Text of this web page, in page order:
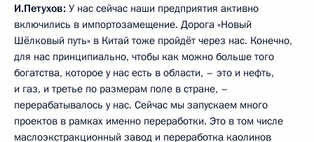
И.Петухов: У нас сейчас наши предприятия активно
включились в импортозамещение. Дорога «Новый
Шёлковый путь» в Китай тоже пройдёт через нас. Конечно,
для нас принципиально, чтобы как можно больше того
богатства, которое у нас есть в области, – это и нефть,
и газ, и третье по размерам поле в стране, –
перерабатывалось у нас. Сейчас мы запускаем много
проектов в рамках именно переработки. Это в том числе
маслоэкстракционный завод и переработка каолинов